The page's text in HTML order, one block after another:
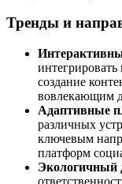
Тренды и
создание
вовлекающим
Адаптивные
различных
ключевым
платформ
Экологичный